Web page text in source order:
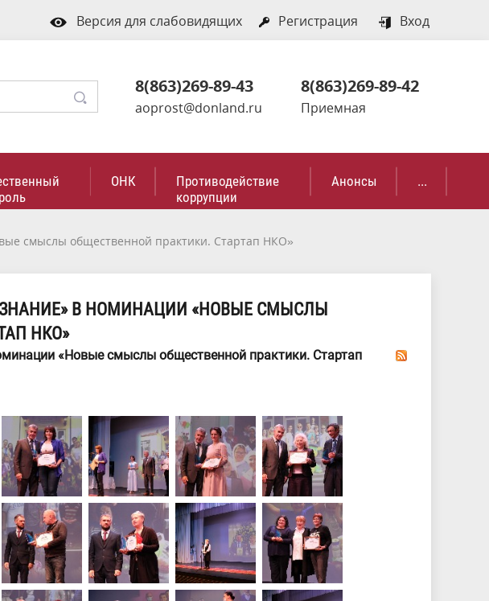
Версия для слабовидящих Регистрация Вход
8(863)269-89-43
aoprost@donland.ru
8(863)269-89-42
Приемная
ОНК
Противодействие
коррупции
Анонсы ...
смыслы общественной практики. Стартап НКО»
В НОМИНАЦИИ «НОВЫЕ СМЫСЛЫ
НКО»
«Новые смыслы общественной практики. Стартап